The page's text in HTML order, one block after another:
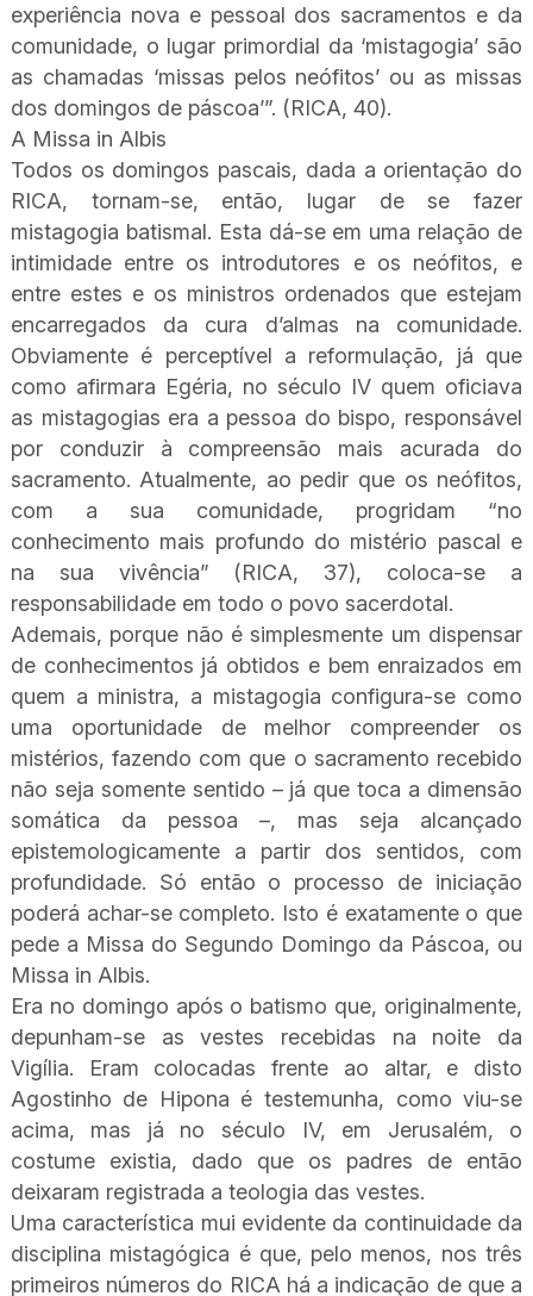
experiência nova e pessoal dos sacramentos e da
comunidade, o lugar primordial da ‘mistagogia’ são
as chamadas ‘missas pelos neófitos’ ou as missas
dos domingos de páscoa’”. (RICA, 40).
A Missa in Albis
Todos os domingos pascais, dada a orientação do
RICA, tornam-se, então, lugar de se fazer
mistagogia batismal. Esta dá-se em uma relação de
intimidade entre os introdutores e os neófitos, e
entre estes e os ministros ordenados que estejam
encarregados da cura d’almas na comunidade.
Obviamente é perceptível a reformulação, já que
como afirmara Egéria, no século IV quem oficiava
as mistagogias era a pessoa do bispo, responsável
por conduzir à compreensão mais acurada do
sacramento. Atualmente, ao pedir que os neófitos,
com a sua comunidade, progridam “no
conhecimento mais profundo do mistério pascal e
na sua vivência” (RICA, 37), coloca-se a
responsabilidade em todo o povo sacerdotal.
Ademais, porque não é simplesmente um dispensar
de conhecimentos já obtidos e bem enraizados em
quem a ministra, a mistagogia configura-se como
uma oportunidade de melhor compreender os
mistérios, fazendo com que o sacramento recebido
não seja somente sentido – já que toca a dimensão
somática da pessoa –, mas seja alcançado
epistemologicamente a partir dos sentidos, com
profundidade. Só então o processo de iniciação
poderá achar-se completo. Isto é exatamente o que
pede a Missa do Segundo Domingo da Páscoa, ou
Missa in Albis.
Era no domingo após o batismo que, originalmente,
depunham-se as vestes recebidas na noite da
Vigília. Eram colocadas frente ao altar, e disto
Agostinho de Hipona é testemunha, como viu-se
acima, mas já no século IV, em Jerusalém, o
costume existia, dado que os padres de então
deixaram registrada a teologia das vestes.
Uma característica mui evidente da continuidade da
disciplina mistagógica é que, pelo menos, nos três
primeiros números do RICA há a indicação de que a